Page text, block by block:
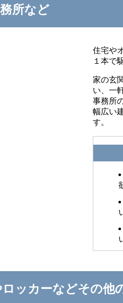
所など
住宅や
１本で
家の玄
い、一
事務所
幅広い
す。
ッカーなどその他